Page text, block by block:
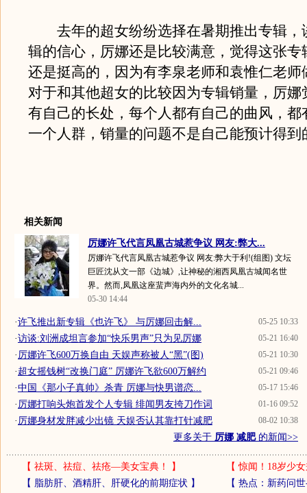
去年的超女纷纷选择在暑期推出专辑，
辑的信心，厉娜还是比较满意，觉得这张专
还是挺高的，因为有李泉老师和袁惟仁老师
对于和其他超女的比较因为专辑销量，厉娜
有自己的长处，每个人都有自己的曲风，都
一个人群，销量的问题不是自己能预计得到
相关新闻
厉娜许飞代言凤凰古城惹争议 网友:弊大...
厉娜许飞代言凤凰古城惹争议 网友:弊大于利!(组图) 文坛
巨匠沈从文一部《边城》,让神秘的湘西凤凰古城闻名世
界。然而,凤凰这座蜚声海内外的文化名城...
05-30 14:44
05-25 10:33
·许飞推出新专辑《也许飞》 与厉娜回击解...
05-21 16:40
·访谈:刘洲成坦言参加“快乐男声”只为见厉娜
05-21 10:30
· 厉娜许飞600万换自由 天娱声称被人“黑”(图)
05-21 09:46
·超女摇钱树“改换门庭” 厉娜许飞欲600万解约
05-17 15:46
·中国《那小子真帅》杀青 厉娜与快男谱恋...
01-16 09:52
· 厉娜打响头炮首发个人专辑 绯闻男友挎刀作词
08-02 10:38
· 厉娜身材发胖减少出镜 天娱否认其靠打针减肥
更多关于 厉娜 减肥的新闻>>
【 祛斑、祛痘、祛疮—美女宝典！ 】 【惊闻！18岁少
【 脂肪肝、酒精肝、肝硬化的前期症状 】 【 热点：新药问